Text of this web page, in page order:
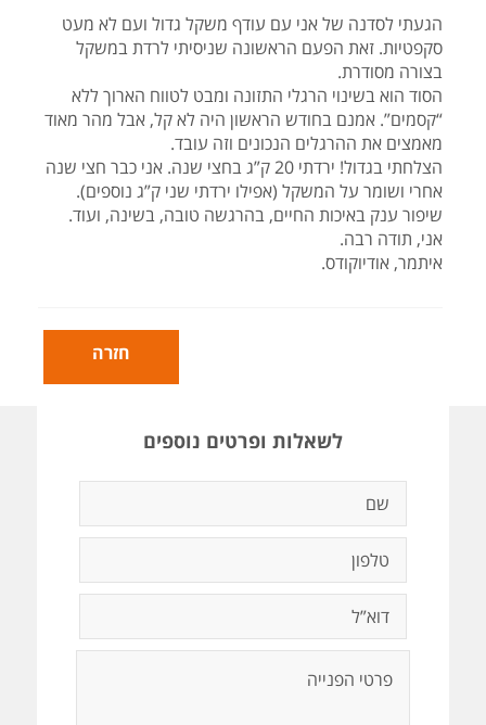
הגעתי לסדנה של אני עם עודף משקל גדול ועם לא מעט
סקפטיות. זאת הפעם הראשונה שניסיתי לרדת במשקל
בצורה מסודרת.
הסוד הוא בשינוי הרגלי התזונה ומבט לטווח הארוך ללא
“קסמים”. אמנם בחודש הראשון היה לא קל, אבל מהר מאוד
מאמצים את ההרגלים הנכונים וזה עובד.
הצלחתי בגדול! ירדתי 20 ק”ג בחצי שנה. אני כבר חצי שנה
אחרי ושומר על המשקל (אפילו ירדתי שני ק”ג נוספים).
שיפור ענק באיכות החיים, בהרגשה טובה, בשינה, ועוד.
אני, תודה רבה.
איתמר, אודיוקודס.
חזרה
לשאלות ופרטים נוספים